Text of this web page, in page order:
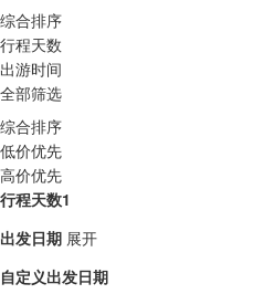
综合排序
行程天数
出游时间
全部筛选
综合排序
低价优先
高价优先
行程天数1
出发日期 展开
自定义出发日期